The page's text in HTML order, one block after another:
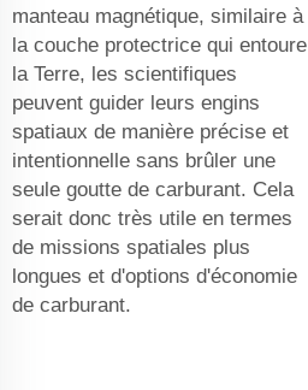
manteau magnétique, similaire à
la couche protectrice qui entoure
la Terre, les scientifiques
peuvent guider leurs engins
spatiaux de manière précise et
intentionnelle sans brûler une
seule goutte de carburant. Cela
serait donc très utile en termes
de missions spatiales plus
longues et d'options d'économie
de carburant.